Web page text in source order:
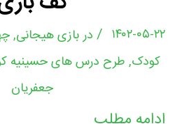
۱۴۰۲-۰۵-۲۲ / دربازی هیجانی,
کودک, طرح درس های حسینیه
جعفریان